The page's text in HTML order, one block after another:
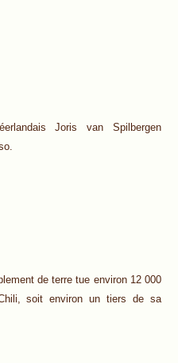
Joris van Spilbergen
de terre tue environ 12 000
soit environ un tiers de sa